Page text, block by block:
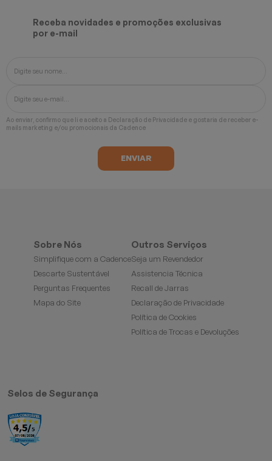
Receba novidades e promoções exclusivas
por e-mail
Ao enviar, confirmo que li e aceito a Declaração de Privacidade e gostaria de receber e-
mails marketing e/ou promocionais da Cadence
Sobre Nós
Simplifique com a Cadence
Descarte Sustentável
Perguntas Frequentes
Mapa do Site
Outros Serviços
Seja um Revendedor
Assistencia Técnica
Recall de Jarras
Declaração de Privacidade
Política de Cookies
Política de Trocas e Devoluções
Selos de Segurança